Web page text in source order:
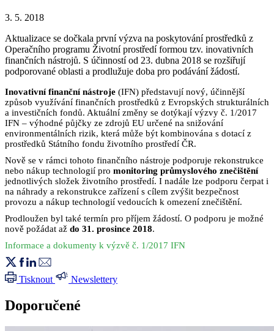
3. 5. 2018
Aktualizace se dočkala první výzva na poskytování prostředků z
Operačního programu Životní prostředí formou tzv. inovativních
finančních nástrojů. S účinností od 23. dubna 2018 se rozšiřují
podporované oblasti a prodlužuje doba pro podávání žádostí.
Inovativní finanční nástroje (IFN) představují nový, účinnější
způsob využívání finančních prostředků z Evropských strukturálních
a investičních fondů. Aktuální změny se dotýkají výzvy č. 1/2017
IFN – výhodné půjčky ze zdrojů EU určené na snižování
environmentálních rizik, která může být kombinována s dotací z
prostředků Státního fondu životního prostředí ČR.
Nově se v rámci tohoto finančního nástroje podporuje rekonstrukce
nebo nákup technologií pro monitoring průmyslového znečištění
jednotlivých složek životního prostředí. I nadále lze podporu čerpat i
na náhrady a rekonstrukce zařízení s cílem zvýšit bezpečnost
provozu a nákup technologií vedoucích k omezení znečištění.
Prodloužen byl také termín pro příjem žádostí. O podporu je možné
nově požádat až do 31. prosince 2018.
Informace a dokumenty k výzvě č. 1/2017 IFN
Tisknout Newslettery
Doporučené